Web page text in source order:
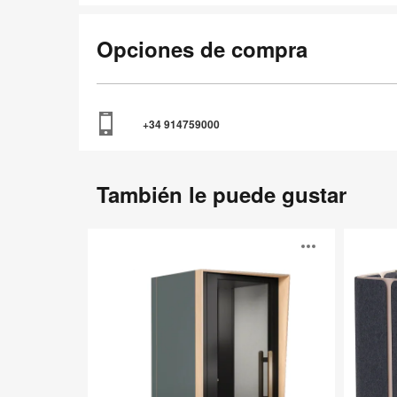
Opciones de compra
+34 914759000
También le puede gustar
Abrir
imagen